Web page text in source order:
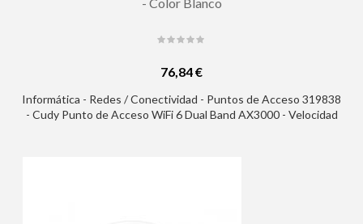
76,84 €
Informática - Redes / Conectividad - Puntos de Acceso 319838
- Cudy Punto de Acceso WiFi 6 Dual Band AX3000 - Velocidad